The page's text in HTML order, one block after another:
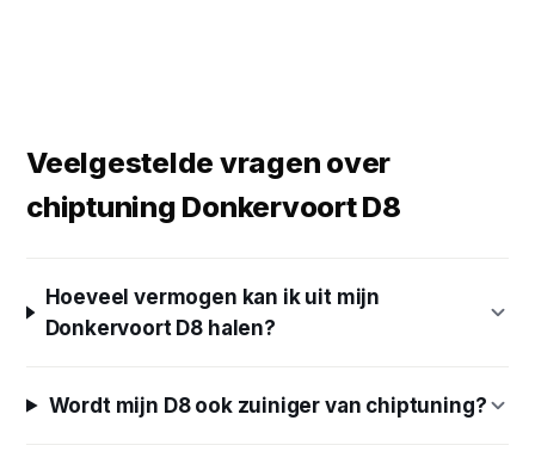
Veelgestelde vragen over
chiptuning Donkervoort D8
Hoeveel vermogen kan ik uit mijn
Donkervoort D8 halen?
Wordt mijn D8 ook zuiniger van chiptuning?